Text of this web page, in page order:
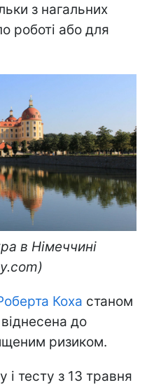
з нагальних
роботі або для
в Німеччині
Коха станом
до
ризиком.
і тесту з 13 травня